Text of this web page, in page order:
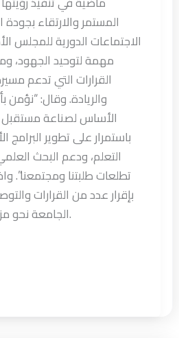
المستمر والارتقاء بجودة
الاجتماعات الدورية للمجلس
مهمة لتوحيد الجهود،
القرارات التي تدعم
والريادة. وقال:
الأساس لصناعة
باستمرار على تطوير البرامج
التعلم، ودعم البحث
تطلعات طلبتنا ومجتمعنا”.
بإقرار عدد من القرارات
الجامعة نحو مزيد من التطور والتميز.